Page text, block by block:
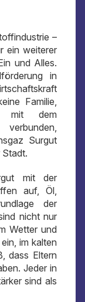
–
ein weiterer
und Alles.
in
Familie,
mit dem
Surgut
mit der
auf, Öl,
der
nicht nur
Wetter und
im kalten
dass Eltern
Jeder in
sind als